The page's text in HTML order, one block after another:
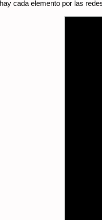
hay cada elemento por las